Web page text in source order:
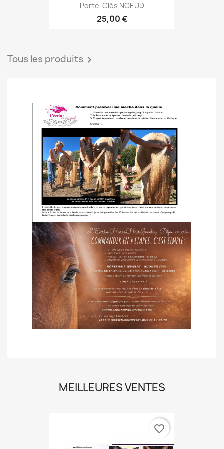
Porte-Clés NOEUD
25,00 €
Tous les produits 
MEILLEURES VENTES
favorite_border